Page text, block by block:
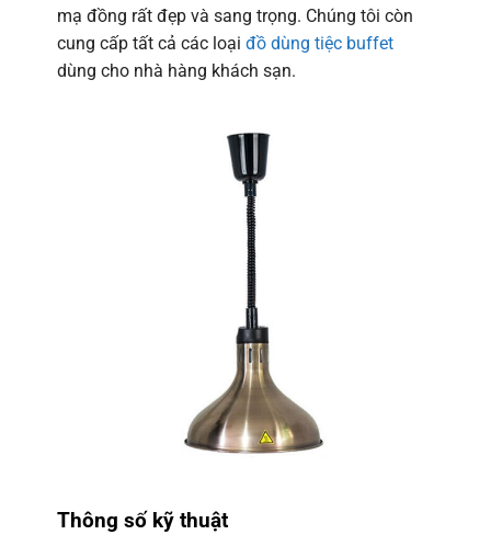
mạ đồng rất đẹp và sang trọng. Chúng tôi còn
cung cấp tất cả các loại đồ dùng tiệc buffet
dùng cho nhà hàng khách sạn.
Thông số kỹ thuật